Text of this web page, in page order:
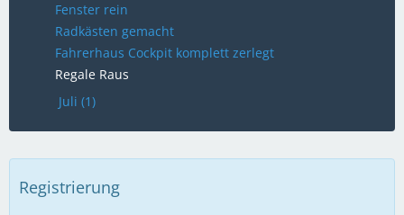
Fenster rein
Radkästen gemacht
Fahrerhaus Cockpit komplett zerlegt
Regale Raus
Juli (1)
Registrierung